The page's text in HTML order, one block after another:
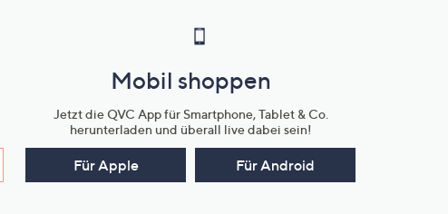
Mobil shoppen
Jetzt die QVC App für Smartphone, Tablet & Co.
herunterladen und überall live dabei sein!
Für Apple Für Android